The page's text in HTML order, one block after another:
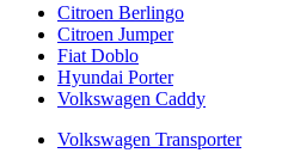
Citroen Berlingo
Citroen Jumper
Fiat Doblo
Hyundai Porter
Volkswagen Caddy
Volkswagen Transporter